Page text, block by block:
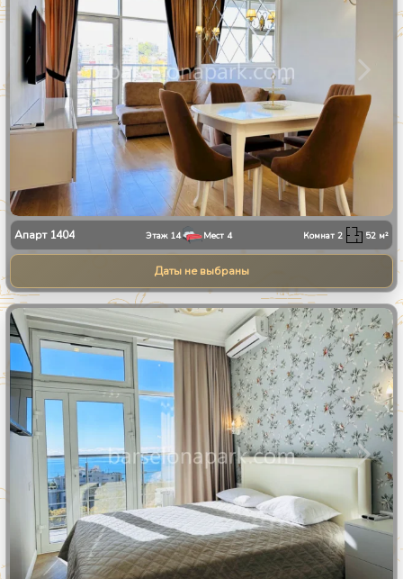
Апарт 1404 Этаж 14 Мест 4 Комнат2 52 м²
Даты не выбраны